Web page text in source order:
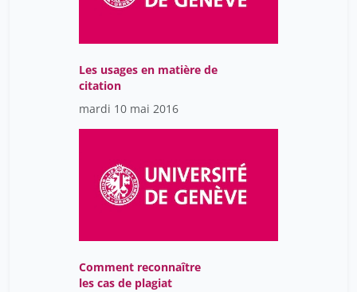
Les usages en matière de
citation
mardi 10 mai 2016
Comment reconnaître
les cas de plagiat